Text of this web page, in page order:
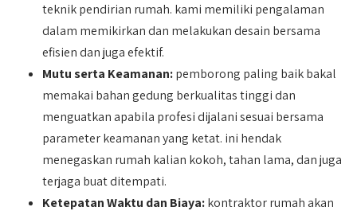
teknik pendirian rumah. kami memiliki pengalaman
dalam memikirkan dan melakukan desain bersama
efisien dan juga efektif.
Mutu serta Keamanan:pemborong paling baik bakal
memakai bahan gedung berkualitas tinggi dan
menguatkan apabila profesi dijalani sesuai bersama
parameter keamanan yang ketat. ini hendak
menegaskan rumah kalian kokoh, tahan lama, dan juga
terjaga buat ditempati.
Ketepatan Waktu dan Biaya:kontraktor rumah akan